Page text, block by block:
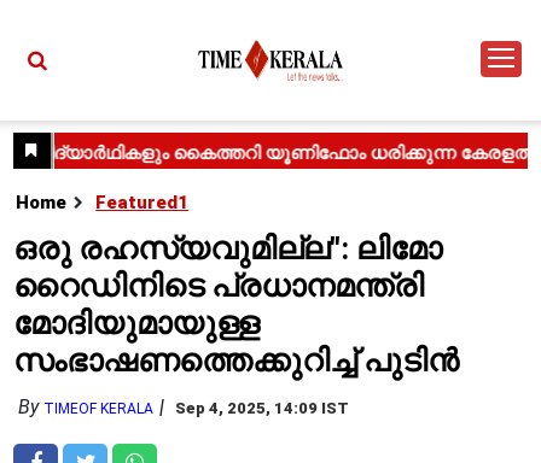
Home Featured1
ഒരു രഹസ്യവുമില്ല": ലിമോ
റൈഡിനിടെ പ്രധാനമന്ത്രി
മോദിയുമായുള്ള
സംഭാഷണത്തെക്കുറിച്ച് പുടിൻ
By TIMEOF KERALA Sep 4, 2025, 14:09 IST